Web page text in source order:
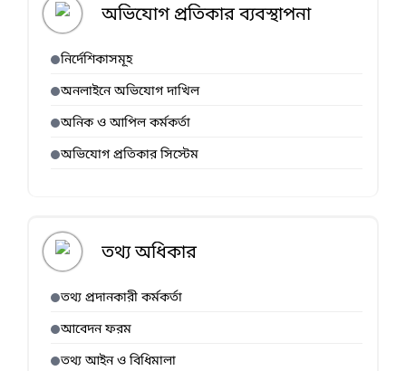
অভিযোগ প্রতিকার ব্যবস্থাপনা
নির্দেশিকাসমূহ
অনলাইনে অভিযোগ দাখিল
অনিক ও আপিল কর্মকর্তা
অভিযোগ প্রতিকার সিস্টেম
তথ্য অধিকার
তথ্য প্রদানকারী কর্মকর্তা
আবেদন ফরম
তথ্য আইন ও বিধিমালা